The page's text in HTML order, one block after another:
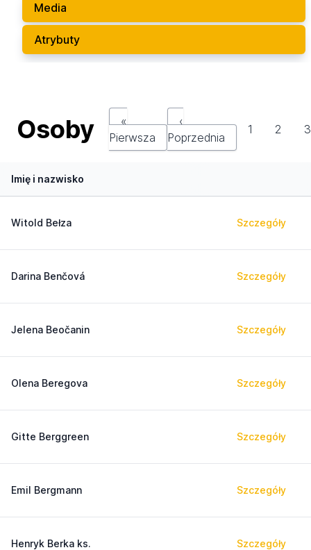
Media
Atrybuty
Osoby
«
Pierwsza
‹
Poprzednia
1 2 3
Imię i nazwisko
Witold Bełza Szczegóły
Darina Benčová Szczegóły
Jelena Beočanin Szczegóły
Olena Beregova Szczegóły
Gitte Berggreen Szczegóły
Emil Bergmann Szczegóły
Henryk Berka ks. Szczegóły